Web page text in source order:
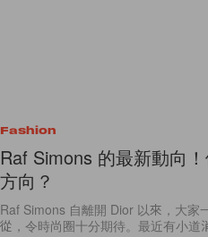
Fashion
Raf Simons 的最新動向
方向？
Raf Simons 自離開 Dior 以來，大家
從，令時尚圈十分期待。最近有小